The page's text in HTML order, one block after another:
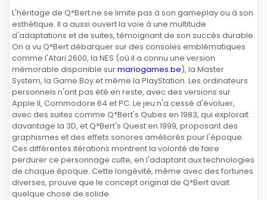
L'héritage de Q*Bert ne se limite pas à son gameplay ou à son
esthétique. Il a aussi ouvert la voie à une multitude
d'adaptations et de suites, témoignant de son succès durable.
On a vu Q*Bert débarquer sur des consoles emblématiques
comme l'Atari 2600, la NES (où il a connu une version
mémorable disponible surmariogames.be), la Master
System, la Game Boy et même la PlayStation. Les ordinateurs
personnels n'ont pas été en reste, avec des versions sur
Apple II, Commodore 64 et PC. Le jeu n'a cessé d'évoluer,
avec des suites comme Q*Bert's Qubes en 1983, qui explorait
davantage la 3D, et Q*Bert's Quest en 1999, proposant des
graphismes et des effets sonores améliorés pour l'époque.
Ces différentes itérations montrent la volonté de faire
perdurer ce personnage culte, en l'adaptant aux technologies
de chaque époque. Cette longévité, même avec des fortunes
diverses, prouve que le concept original de Q*Bert avait
quelque chose de solide.